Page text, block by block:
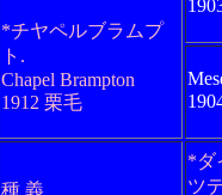
*チヤペルブラムプ
ト.
Chapel Brampton
1912 栗毛
種 義
*ダ
ツ